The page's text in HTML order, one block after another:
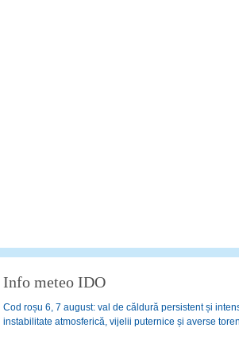
Info meteo IDO
Cod roșu 6, 7 august: val de căldură persistent și
instabilitate atmosferică, vijelii puternice și averse